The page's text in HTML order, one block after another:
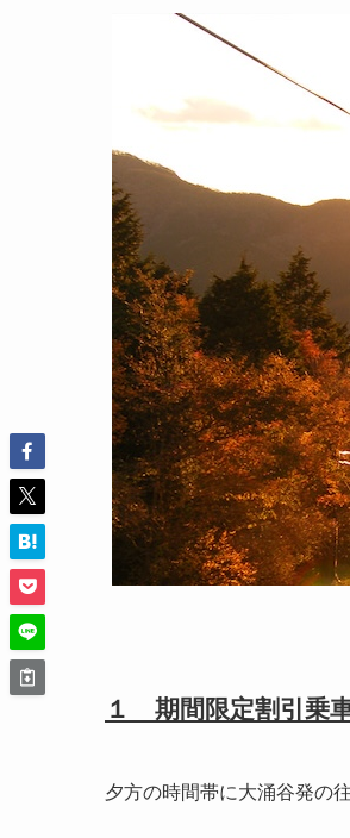
１ 期間限定割引乗
夕方の時間帯に大涌谷発の